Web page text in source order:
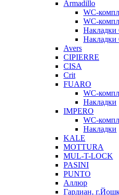
Armadillo
WC-
WC-
Накладки
Накладки
Avers
CIPIERRE
CISA
Crit
FUARO
WC-
Накладки
IMPERO
WC-
Накладки
KALE
MOTTURA
MUL-T-LOCK
PASINI
PUNTO
Аллюр
Гардиан,